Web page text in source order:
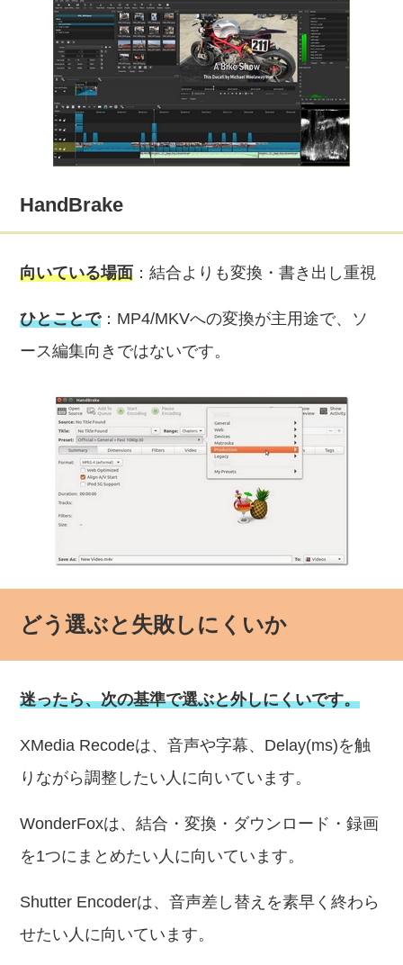
HandBrake
向いている場面 ：結合よりも変換・書き出し重視
ひとことで：MP4/MKVへの変換が主用途で、ソ
ース編集向きではないです。
どう選ぶと失敗しにくいか
迷ったら、次の基準で選ぶと外しにくいです。
XMedia Recodeは、音声や字幕、Delay(ms)を触
りながら調整したい人に向いています。
WonderFoxは、結合・変換・ダウンロード・録画
を1つにまとめたい人に向いています。
Shutter Encoderは、音声差し替えを素早く終わら
せたい人に向いています。